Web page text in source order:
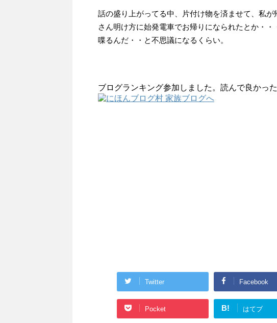
話の盛り上がってる中、片付け物を済ませて、私
さん明け方に始発電車でお帰りになられたとか・
喋るんだ・・と不思議になるくらい。
ブログランキング参加しました。読んで良かっ
Twitter Facebook
Pocket B! はてブ